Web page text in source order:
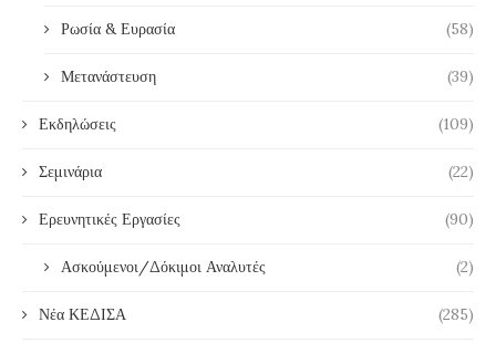
Ρωσία & Ευρασία (58)
Μετανάστευση (39)
Εκδηλώσεις (109)
Σεμινάρια (22)
Ερευνητικές Εργασίες (90)
Ασκούμενοι/Δόκιμοι Αναλυτές (2)
Νέα ΚΕΔΙΣΑ (285)